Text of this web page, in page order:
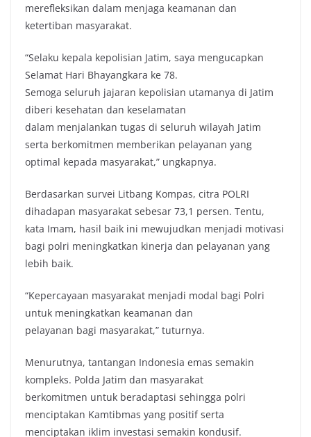
merefleksikan dalam menjaga keamanan dan
ketertiban masyarakat.
“Selaku kepala kepolisian Jatim, saya mengucapkan
Selamat Hari Bhayangkara ke 78.
Semoga seluruh jajaran kepolisian utamanya di Jatim
diberi kesehatan dan keselamatan
dalam menjalankan tugas di seluruh wilayah Jatim
serta berkomitmen memberikan pelayanan yang
optimal kepada masyarakat,” ungkapnya.
Berdasarkan survei Litbang Kompas, citra POLRI
dihadapan masyarakat sebesar 73,1 persen. Tentu,
kata Imam, hasil baik ini mewujudkan menjadi motivasi
bagi polri meningkatkan kinerja dan pelayanan yang
lebih baik.
“Kepercayaan masyarakat menjadi modal bagi Polri
untuk meningkatkan keamanan dan
pelayanan bagi masyarakat,” tuturnya.
Menurutnya, tantangan Indonesia emas semakin
kompleks. Polda Jatim dan masyarakat
berkomitmen untuk beradaptasi sehingga polri
menciptakan Kamtibmas yang positif serta
menciptakan iklim investasi semakin kondusif.